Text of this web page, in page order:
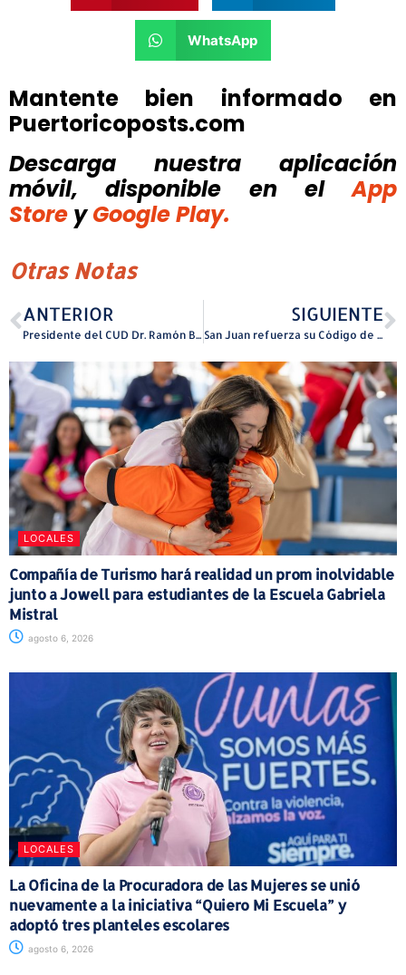
WhatsApp
Mantente bien informado en
Puertoricoposts.com
Descarga nuestra aplicación
móvil, disponible
en el
App
Store y Google Play.
Otras Notas
ANTERIOR
Presidente del CUD Dr. Ramón Barquín fortalece alianzas estratégicas entre Puerto Rico y Malta
SIGUIENTE
San Juan refuerza su Código de Orden Público con medidas más ágiles contra ruidos innecesarios y manejo inadecuado de desperdicios
LOCALES
Compañía de Turismo hará realidad un prom inolvidable
junto a Jowell para estudiantes de la Escuela Gabriela
Mistral
agosto 6, 2026
LOCALES
La Oficina de la Procuradora de las Mujeres se unió
nuevamente a la iniciativa “Quiero Mi Escuela” y
adoptó tres planteles escolares
agosto 6, 2026